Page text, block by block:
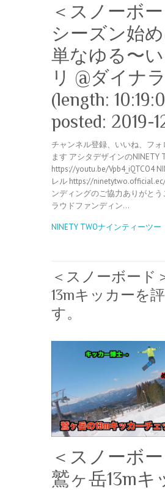
＜スノーボ
シーズン始
単なゆる〜
リ @ダイナ
(length:
posted: 2019-
チャンネル登録、いいね、フォ
ます アシタデザインのNINETY
https://youtu.be/Vpb4_iQTCO4
レル https://
ンディングのご協力ありがとう
ラウドファンディン…
NINETY TWOナインティーツー
＜スノーボード
13mキッカーを
す。
＜スノーボ
鷲ヶ岳13mキ